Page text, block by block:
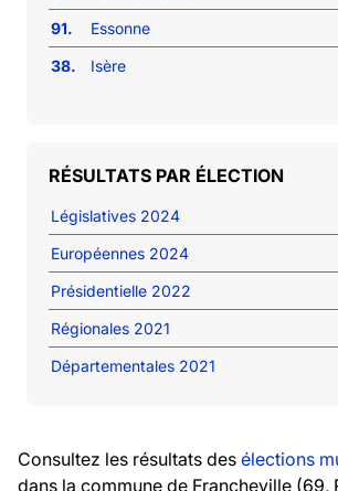
91.
Essonne
38.
Isère
RÉSULTATS PAR ÉLECTION
Législatives 2024
Européennes 2024
Présidentielle 2022
Régionales 2021
Départementales 2021
Consultez les résultats des élections
dans la commune de Francheville (69,